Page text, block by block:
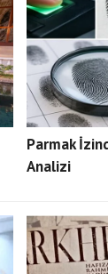
Parmak
Analizi